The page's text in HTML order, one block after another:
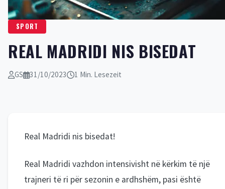
SPORT
REAL MADRIDI NIS BISEDAT
GS 31/10/2023 1 Min. Lesezeit
Real Madridi nis bisedat!
Real Madridi vazhdon intensivisht në kërkim të një
trajneri të ri për sezonin e ardhshëm, pasi është